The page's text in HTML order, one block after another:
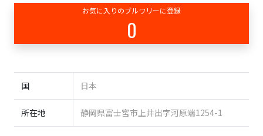
お気に入りのブルワリーに登録
0
国 日本
所在地 静岡県富士宮市上井出字河原端1254-1